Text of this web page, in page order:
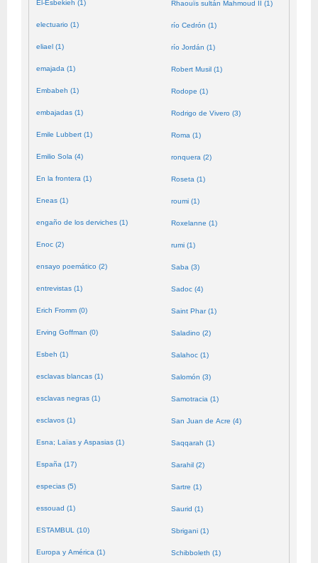
El-Esbekieh (1)
electuario (1)
eliael (1)
emajada (1)
Embabeh (1)
embajadas (1)
Emile Lubbert (1)
Emilio Sola (4)
En la frontera (1)
Eneas (1)
engaño de los derviches (1)
Enoc (2)
ensayo poemático (2)
entrevistas (1)
Erich Fromm (0)
Erving Goffman (0)
Esbeh (1)
esclavas blancas (1)
esclavas negras (1)
esclavos (1)
Esna; Laïas y Aspasias (1)
España (17)
especias (5)
essouad (1)
ESTAMBUL (10)
Europa y América (1)
Rhaouïs sultán Mahmoud II (1)
río Cedrón (1)
río Jordán (1)
Robert Musil (1)
Rodope (1)
Rodrigo de Vivero (3)
Roma (1)
ronquera (2)
Roseta (1)
roumi (1)
Roxelanne (1)
rumi (1)
Saba (3)
Sadoc (4)
Saint Phar (1)
Saladino (2)
Salahoc (1)
Salomón (3)
Samotracia (1)
San Juan de Acre (4)
Saqqarah (1)
Sarahil (2)
Sartre (1)
Saurid (1)
Sbrigani (1)
Schibboleth (1)